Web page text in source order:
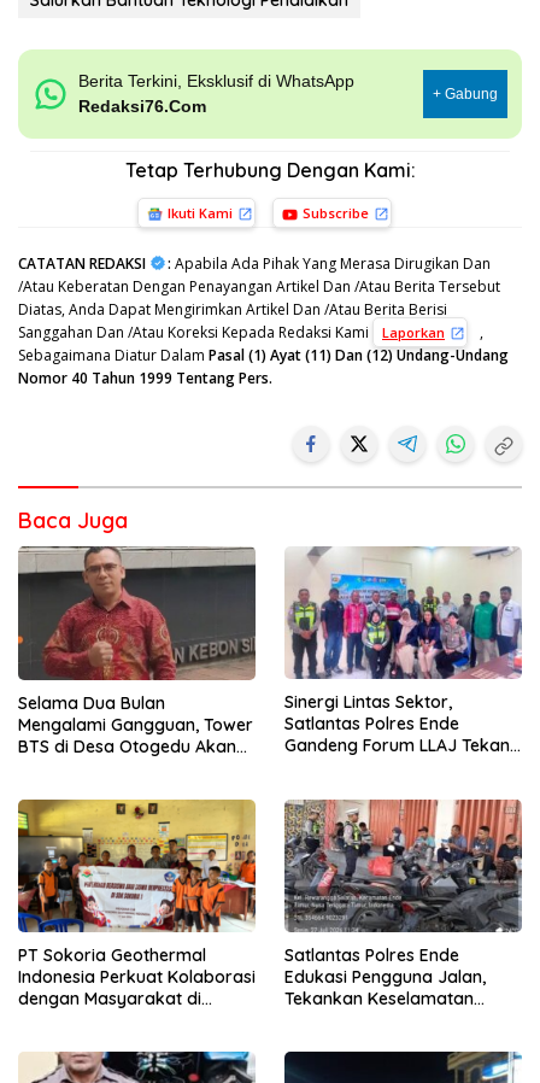
Berita Terkini, Eksklusif di WhatsApp
Redaksi76.Com
+ Gabung
Tetap Terhubung Dengan Kami:
Ikuti Kami Subscribe
CATATAN REDAKSI : Apabila Ada Pihak Yang Merasa Dirugikan Dan
/Atau Keberatan Dengan Penayangan Artikel Dan /Atau Berita Tersebut
Diatas, Anda Dapat Mengirimkan Artikel Dan /Atau Berita Berisi
Sanggahan Dan /Atau Koreksi Kepada Redaksi Kami
Laporkan
,
Sebagaimana Diatur Dalam Pasal (1) Ayat (11) Dan (12) Undang-Undang
Nomor 40 Tahun 1999 Tentang Pers.
Baca Juga
Selama Dua Bulan
Mengalami Gangguan, Tower
BTS di Desa Otogedu Akan
Sinergi Lintas Sektor,
Satlantas Polres Ende
Gandeng Forum LLAJ Tekan
PT Sokoria Geothermal
Indonesia Perkuat Kolaborasi
dengan Masyarakat di
Satlantas Polres Ende
Edukasi Pengguna Jalan,
Tekankan Keselamatan